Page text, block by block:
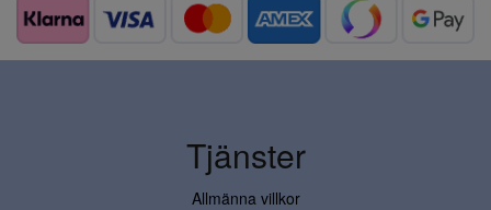
Tjänster
Allmänna villkor